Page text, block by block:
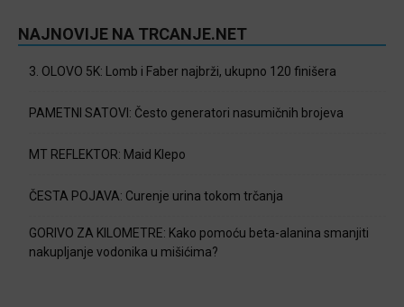
NAJNOVIJE NA TRCANJE.NET
3. OLOVO 5K: Lomb i Faber najbrži, ukupno 120 finišera
PAMETNI SATOVI: Često generatori nasumičnih brojeva
MT REFLEKTOR: Maid Klepo
ČESTA POJAVA: Curenje urina tokom trčanja
GORIVO ZA KILOMETRE: Kako pomoću beta-alanina smanjiti
nakupljanje vodonika u mišićima?